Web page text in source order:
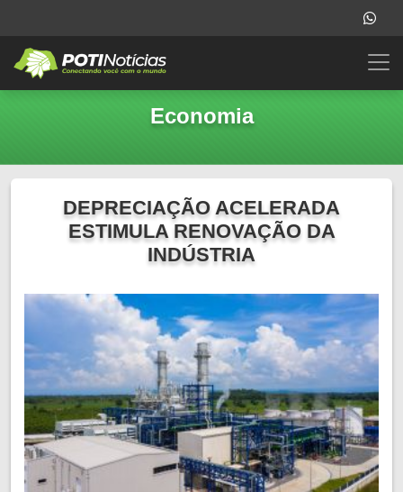
Economia
DEPRECIAÇÃO ACELERADA
ESTIMULA RENOVAÇÃO DA
INDÚSTRIA